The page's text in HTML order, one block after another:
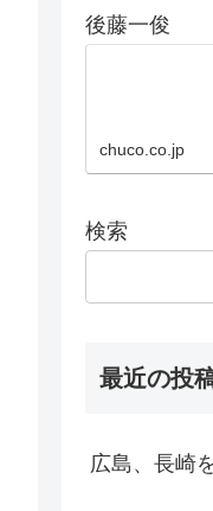
後藤一俊
chuco.co.jp
検索
最近の投
広島、長崎